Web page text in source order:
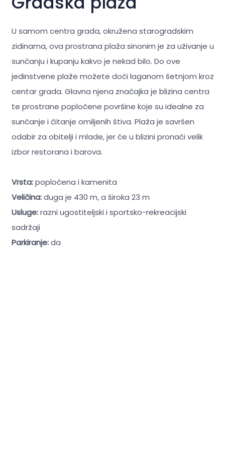
U samom centra grada, okružena starogradskim
zidinama, ova prostrana plaža sinonim je za uživanje u
sunčanju i kupanju kakvo je nekad bilo. Do ove
jedinstvene plaže možete doći laganom šetnjom kroz
centar grada. Glavna njena značajka je blizina centra
te prostrane popločene površine koje su idealne za
sunčanje i čitanje omiljenih štiva. Plaža je savršen
odabir za obitelji i mlade, jer će u blizini pronaći velik
izbor restorana i barova.
Vrsta:popločena i kamenita
Veličina:duga je 430 m, a široka 23 m
Usluge:razni ugostiteljski i sportsko-rekreacijski
sadržaji
Parkiranje:da